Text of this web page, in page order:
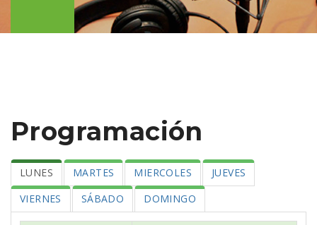
Programación
LUNES MARTES MIERCOLES
JUEVES
VIERNES
SÁBADO DOMINGO